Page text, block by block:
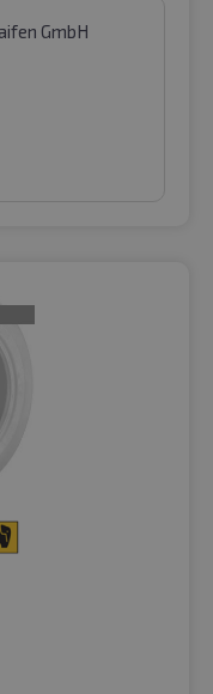
GmbH